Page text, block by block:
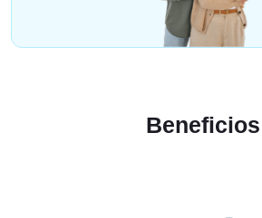
Beneficios